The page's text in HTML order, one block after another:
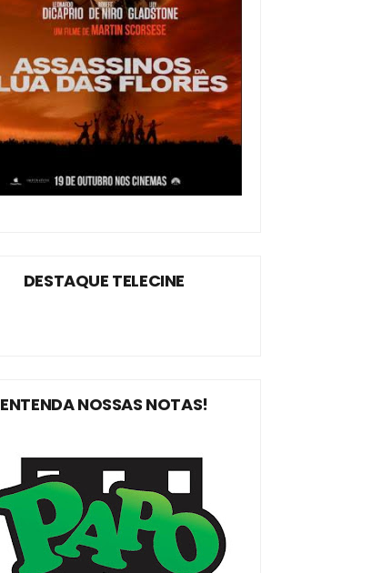
DESTAQUE TELECINE
ENTENDA NOSSAS NOTAS!